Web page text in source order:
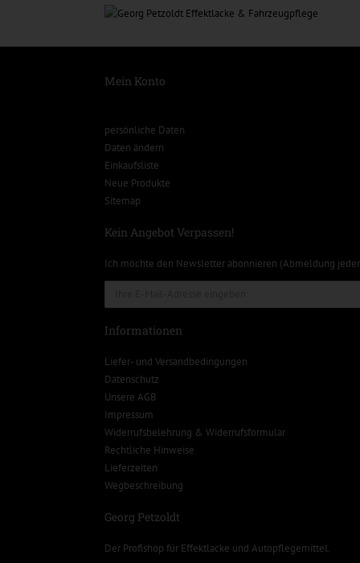
Mein Konto
persönliche Daten
Daten ändern
Einkaufsliste
Neue Produkte
Sitemap
Kein Angebot Verpassen!
Ich möchte den Newsletter abonnieren (Abmeldung
Informationen
Liefer- und Versandbedingungen
Datenschutz
Unsere AGB
Impressum
Widerrufsbelehrung & Widerrufsformular
Rechtliche Hinweise
Lieferzeiten
Wegbeschreibung
Georg Petzoldt
Der Profishop für Effektlacke und Autopflegemittel.